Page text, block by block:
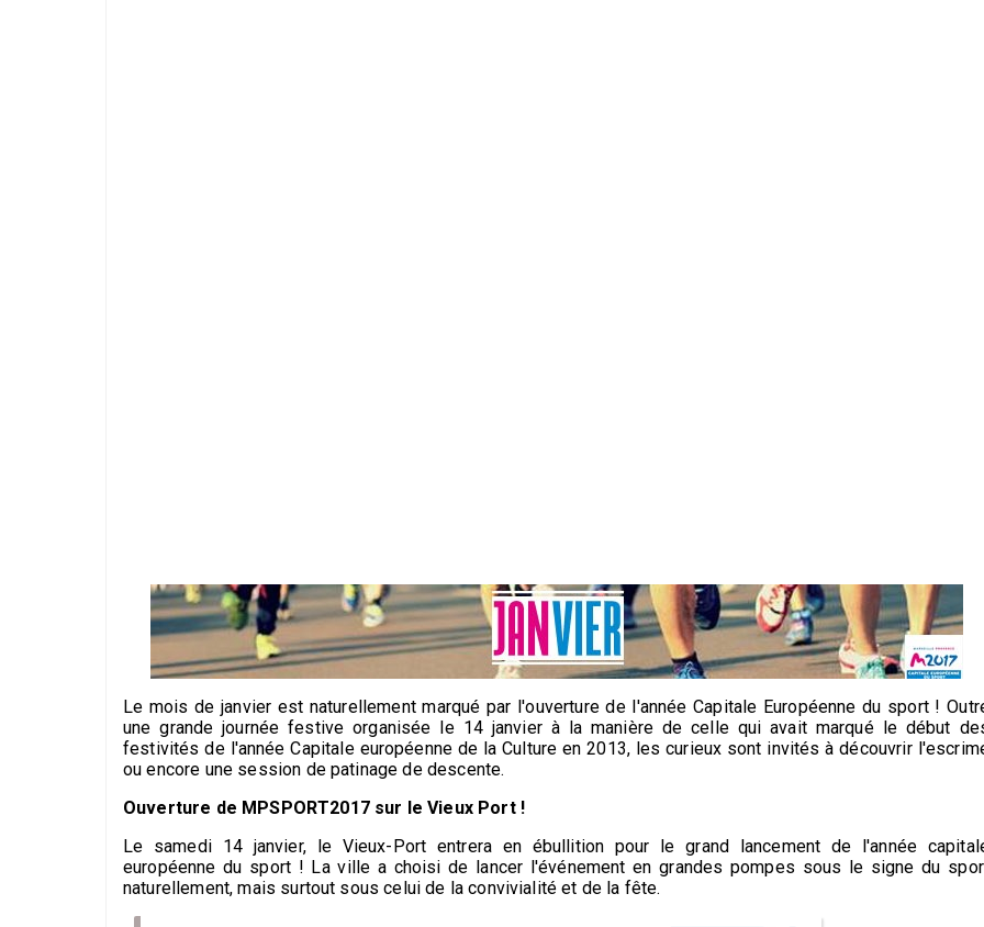
Le mois de janvier est naturellement marqué par l'ouverture de l'année Capitale Européenne du sport !
une grande journée festive organisée le 14 janvier à la manière de celle qui avait marqué le début
festivités de l'année Capitale européenne de la Culture en 2013, les curieux sont invités à découvrir
ou encore une session de patinage de descente.
Ouverture de MPSPORT2017 sur le Vieux Port !
Le samedi 14 janvier, le Vieux-Port entrera en ébullition pour le grand lancement de l'année
européenne du sport ! La ville a choisi de lancer l'événement en grandes pompes sous le signe du
naturellement, mais surtout sous celui de la convivialité et de la fête.